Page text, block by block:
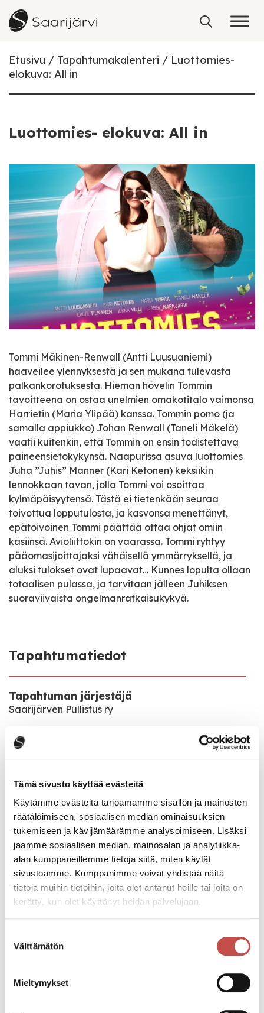
Tämä sivusto käyttää evästeitä
Käytämme evästeitä tarjoamamme sisällön ja mainosten
räätälöimiseen, sosiaalisen median ominaisuuksien
tukemiseen ja kävijämäärämme analysoimiseen. Lisäksi
jaamme sosiaalisen median, mainosalan ja analytiikka-
alan kumppaneillemme tietoja siitä, miten käytät
sivustoamme. Kumppanimme voivat yhdistää näitä
tietoja muihin tietoihin, joita olet antanut heille tai joita on
kerätty, kun olet käyttänyt heidän palvelujaan.
valinta
Välttämätön
Mieltymykset
Skip to content
Etusivu Tapahtumakalenteri
Luottomies-
elokuva: All in
Luottomies- elokuva: All in
Tommi Mäkinen-Renwall (Antti Luusuaniemi)
haaveilee ylennyksestä ja sen mukana tulevasta
palkankorotuksesta. Hieman hövelin Tommin
tavoitteena on ostaa unelmien omakotitalo vaimonsa
Harrietin (Maria Ylipää) kanssa. Tommin pomo (ja
samalla appiukko) Johan Renwall (Taneli Mäkelä)
vaatii kuitenkin, että Tommin on ensin todistettava
paineensietokykynsä. Naapurissa asuva luottomies
Juha ”Juhis” Manner (Kari Ketonen) keksiikin
lennokkaan tavan, jolla Tommi voi osoittaa
kylmäpäisyytensä. Tästä ei tietenkään seuraa
toivottua lopputulosta, ja kasvonsa menettänyt,
epätoivoinen Tommi päättää ottaa ohjat omiin
käsiinsä. Avioliittokin on vaarassa. Tommi ryhtyy
pääomasijoittajaksi vähäisellä ymmärryksellä, ja
aluksi tulokset ovat lupaavat… Kunnes lopulta ollaan
totaalisen pulassa, ja tarvitaan jälleen Juhiksen
suoraviivaista ongelmanratkaisukykyä.
Tapahtumatiedot
Tapahtuman järjestäjä
Saarijärven Pullistus ry
Tapahtumapaikka
Pääsymaksu
10€
La 24.02.2024 klo 16:00
Ma 26.02.2024 klo 19:00
Ti 27.02.2024 klo 19:00
Pe 1.3.2024 klo 19:00
Su 3.3.2024 klo 17:00
To 7.3.2024 klo 19:00
Katso kaikki tapahtumat